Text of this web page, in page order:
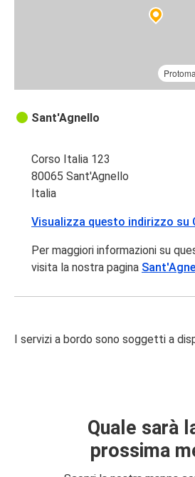
Sant'Agnello
Corso Italia 123
80065 Sant'Agnello
Italia
Visualizza questo indirizzo su
Per maggiori informazioni su
visita la nostra pagina
I servizi a bordo sono soggetti a
Quale sarà
prossima